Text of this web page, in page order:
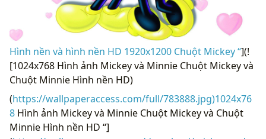
Hình nền và hình nền HD 1920x1200 Chuột Mickey “](!
[1024x768 Hình ảnh Mickey và Minnie Chuột Mickey và
Chuột Minnie Hình nền HD)
(https://wallpaperaccess.com/full/783888.jpg)1024x76
8 Hình ảnh Mickey và Minnie Chuột Mickey và Chuột
Minnie Hình nền HD “]